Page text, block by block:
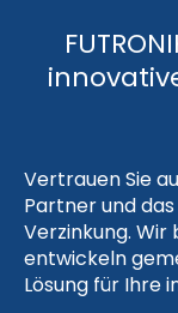
Vertrauen Sie
Partner und
Verzinkung.
entwickeln
Lösung für Ihre